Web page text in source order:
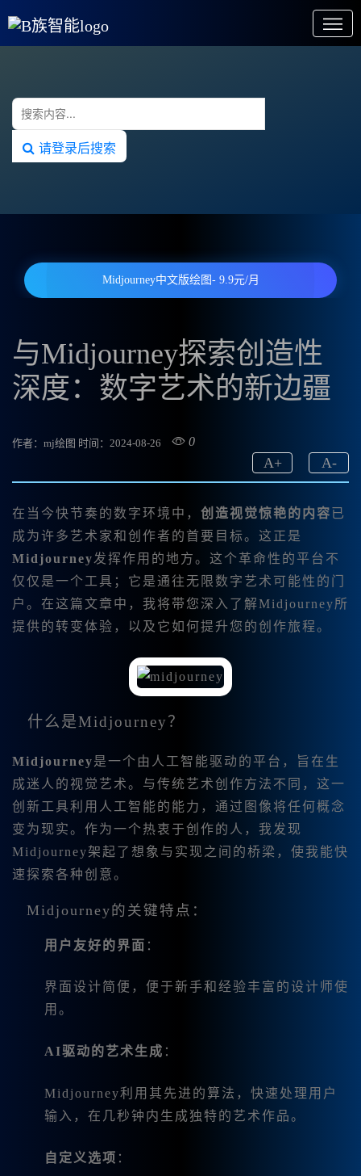
请登录后搜索
Midjourney中文版绘图- 9.9元/月
与Midjourney探索创造性
深度：数字艺术的新边疆
作者：mj绘图 时间：2024-08-26 0
A-
A+
在当今快节奏的数字环境中， 创造视觉惊艳的内容 已
成为许多艺术家和创作者的首要目标。这正是
Midjourney发挥作用的地方。这个革命性的平台不
仅仅是一个工具；它是通往无限数字艺术可能性的门
户。在这篇文章中，我将带您深入了解Midjourney所
提供的转变体验，以及它如何提升您的创作旅程。
什么是Midjourney？
Midjourney是一个由人工智能驱动的平台，旨在生
成迷人的视觉艺术。与传统艺术创作方法不同，这一
创新工具利用人工智能的能力，通过图像将任何概念
变为现实。作为一个热衷于创作的人，我发现
Midjourney架起了想象与实现之间的桥梁，使我能快
速探索各种创意。
Midjourney的关键特点：
用户友好的界面 ：
界面设计简便，便于新手和经验丰富的设计师使
用。
AI驱动的艺术生成 ：
Midjourney利用其先进的算法，快速处理用户
输入，在几秒钟内生成独特的艺术作品。
自定义选项 ：